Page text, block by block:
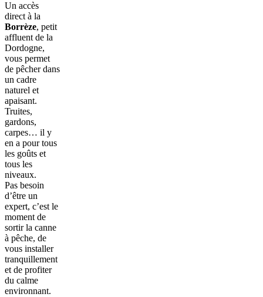
Un accès
direct à la
Borrèze, petit
affluent de la
Dordogne,
vous permet
de pêcher dans
un cadre
naturel et
apaisant.
Truites,
gardons,
carpes… il y
en a pour tous
les goûts et
tous les
niveaux.
Pas besoin
d’être un
expert, c’est le
moment de
sortir la canne
à pêche, de
vous installer
tranquillement
et de profiter
du calme
environnant.